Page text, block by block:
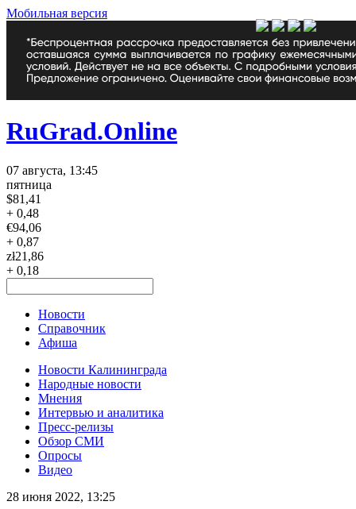
Мобильная версия
RuGrad.Online
07 августа, 13:45
пятница
$81,41
+ 0,48
€94,06
+ 0,87
zł21,86
+ 0,18
Новости
Справочник
Афиша
Новости Калининграда
Народные новости
Мнения
Интервью и аналитика
Пресс-релизы
Обзор СМИ
Опросы
Видео
28 июня 2022, 13:25